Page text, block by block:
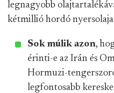
legnagyobb
kétmillió hordó
Sok múlik azon,
érinti-e az Irán és
Hormuzi-
legfontosabb